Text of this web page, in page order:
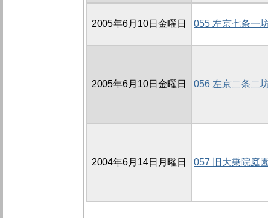
2005年6月10日金曜日 055 左京七条一
2005年6月10日金曜日 056 左京二条二
2004年6月14日月曜日 057 旧大乗院庭